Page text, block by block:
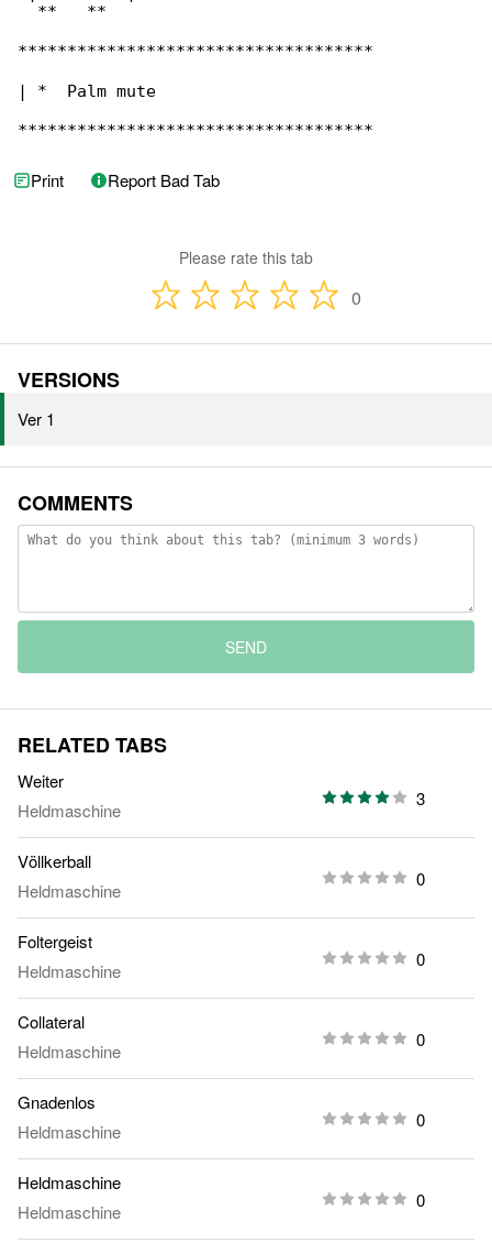
  **   **
************************************
| *  Palm mute
************************************
Print Report Bad Tab
Please rate this tab
0
VERSIONS
Ver 1
COMMENTS
SEND
RELATED TABS
Weiter
Heldmaschine
3
Völlkerball
Heldmaschine
0
Foltergeist
Heldmaschine
0
Collateral
Heldmaschine
0
Gnadenlos
Heldmaschine
0
Heldmaschine
Heldmaschine
0